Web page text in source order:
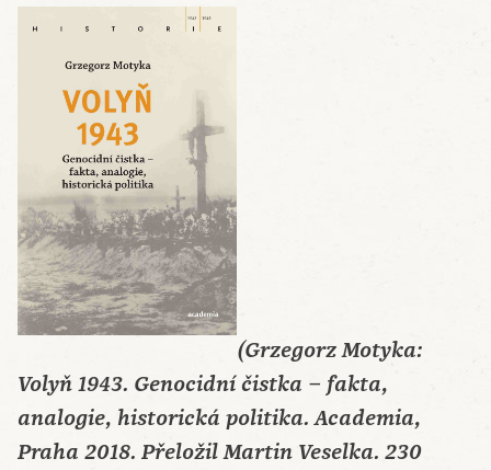
(Grzegorz Motyka:
Volyň 1943. Genocidní čistka – fakta,
analogie, historická politika. Academia,
Praha 2018. Přeložil Martin Veselka. 230